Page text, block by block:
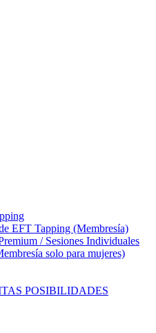
EFT Tapping (Membresía)
/ Sesiones Individuales
solo para mujeres)
POSIBILIDADES